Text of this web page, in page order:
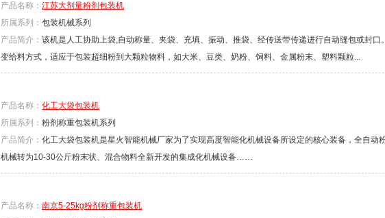
产品名称： 江苏大剂量粉剂包装机
所属系列： 包装机械系列
产品简介： 该机是人工协助上袋,自动称量、夹袋、充填、振动、推袋、经传送带传递进行自动缝包或封口
变给料方式，适应于包装超细粉到大颗粒物料，如大米、豆类、奶粉、饲料、金属粉末、塑料颗粒...
产品名称： 化工大袋包装机
所属系列： 粉剂称重包装机系列
产品简介： 化工大袋包装机是星火智能机械厂家为了实现高度智能化机械设备所设定的核心装备，全自动
机械转为10-30公斤粉末状、混合物料全新开发的集成化机械设备……
产品名称： 南京5-25kg粉剂称重包装机